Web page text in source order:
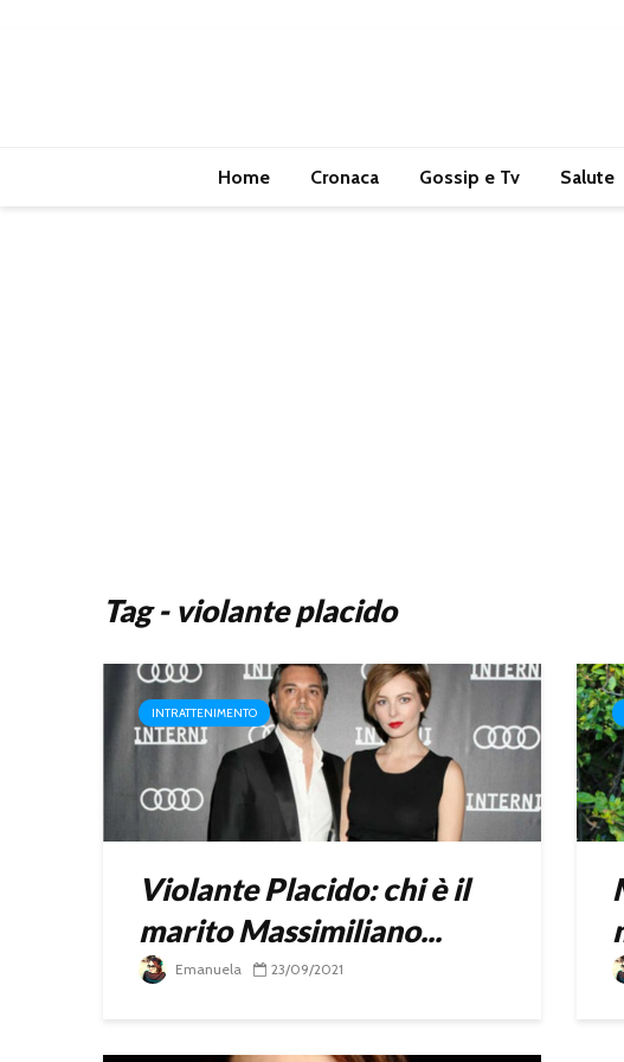
Home Cronaca Gossip e Tv Salute
Tag - violante placido
INTRATTENIMENTO
Violante Placido: chi è il
marito Massimiliano...
Emanuela 23/09/2021